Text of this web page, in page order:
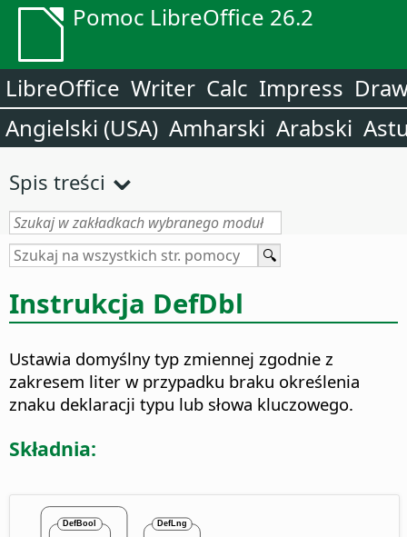
Pomoc LibreOffice 26.2
LibreOffice Writer Calc Impress
Angielski (USA) Amharski Arabski
Spis treści
Instrukcja DefDbl
Ustawia domyślny typ zmiennej zgodnie z
zakresem liter w przypadku braku określenia
znaku deklaracji typu lub słowa kluczowego.
Składnia: